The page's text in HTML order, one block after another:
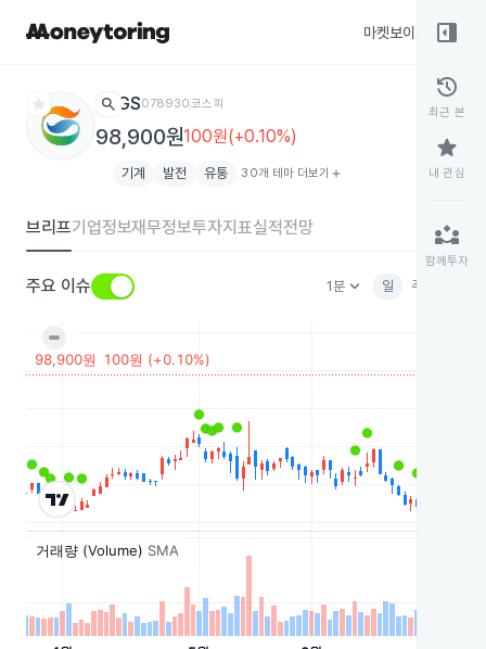
마켓보이스
star search GS078930코스피
98,900원100원(+0.10%)
기계 발전 유통 30개 테마 더보기 add
브리프기업정보재무정보투자지표실적전망
주요 이슈 1분keyboard_arrow_down 일 주
right_panel_open
history
최근 본
star
내 관심
partner_exchange
함께투자